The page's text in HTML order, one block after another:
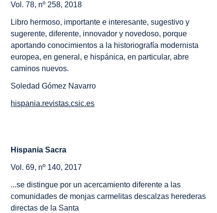
Vol. 78, nº 258, 2018
Libro hermoso, importante e interesante, sugestivo y
sugerente, diferente, innovador y novedoso, porque
aportando conocimientos a la historiografía modernista
europea, en general, e hispánica, en particular, abre
caminos nuevos.
Soledad Gómez Navarro
hispania.revistas.csic.es
Hispania Sacra
Vol. 69, nº 140, 2017
...se distingue por un acercamiento diferente a las
comunidades de monjas carmelitas descalzas herederas
directas de la Santa